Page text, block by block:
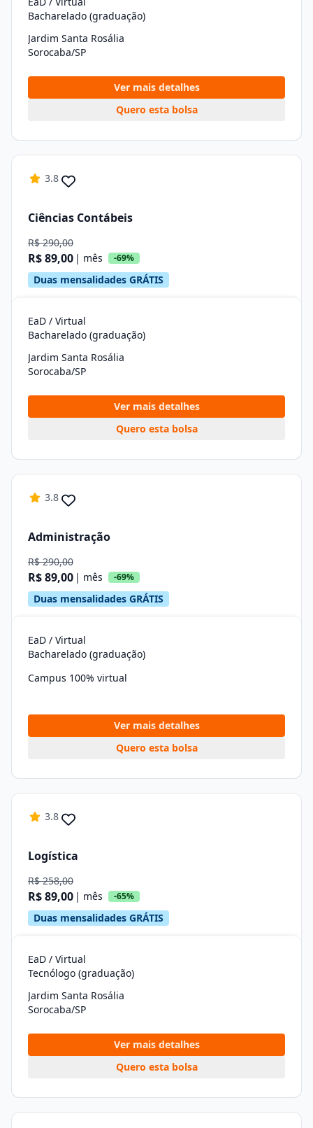
Bacharelado (graduação)
Jardim Santa Rosália
Sorocaba/SP
Ver mais detalhes
Quero esta bolsa
3.8
Ciências Contábeis
R$ 290,00
R$ 89,00 | mês -69%
Duas mensalidades GRÁTIS
EaD / Virtual
Bacharelado (graduação)
Jardim Santa Rosália
Sorocaba/SP
Ver mais detalhes
Quero esta bolsa
3.8
Administração
R$ 290,00
R$ 89,00 | mês -69%
Duas mensalidades GRÁTIS
EaD / Virtual
Bacharelado (graduação)
Campus 100% virtual
Ver mais detalhes
Quero esta bolsa
3.8
Logística
R$ 258,00
R$ 89,00 | mês -65%
Duas mensalidades GRÁTIS
EaD / Virtual
Tecnólogo (graduação)
Jardim Santa Rosália
Sorocaba/SP
Ver mais detalhes
Quero esta bolsa